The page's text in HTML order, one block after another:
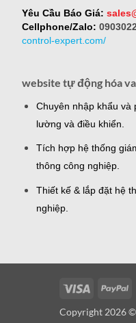
Yêu Cầu Báo Giá:
Cellphone/Zalo:
control-expert.com/
website tự động hóa
Chuyên nhập khẩu và
lường và điều khiển.
Tích hợp hệ thống
thông công nghiệp.
Thiết kế & lắp đặt hệ
nghiệp.
Visa
Copyright 2026 ©